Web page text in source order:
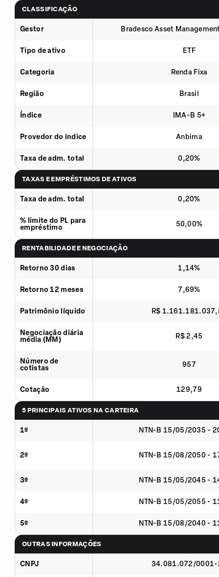
CLASSIFICAÇÃO
Gestor Bradesco Asset
Tipo de ativo ETF
Categoria Renda Fixa
Região Brasil
Índice IMA-B 5+
Provedor do índice Anbima
Taxa de adm. total 0,20%
TAXAS E EMPRÉSTIMOS DE ATIVOS
Taxa de adm. total 0,20%
% limite do PL para
empréstimo
50,00%
RENTABILIDADE E NEGOCIAÇÃO
Retorno 30 dias 1,14%
Retorno 12 meses 7,69%
Patrimônio líquido R$
Negociação diária
média (MM)
R$ 2,45
Número de
cotistas
957
Cotação 129,79
5 PRINCIPAIS ATIVOS NA CARTEIRA
1º NTN-B 15/05/2035 -
2º NTN-B 15/08/2050 -
3º NTN-B 15/05/2045 -
4º NTN-B 15/05/2055 -
5º NTN-B 15/08/2040 -
OUTRAS INFORMAÇÕES
CNPJ 34.081.072/0001-